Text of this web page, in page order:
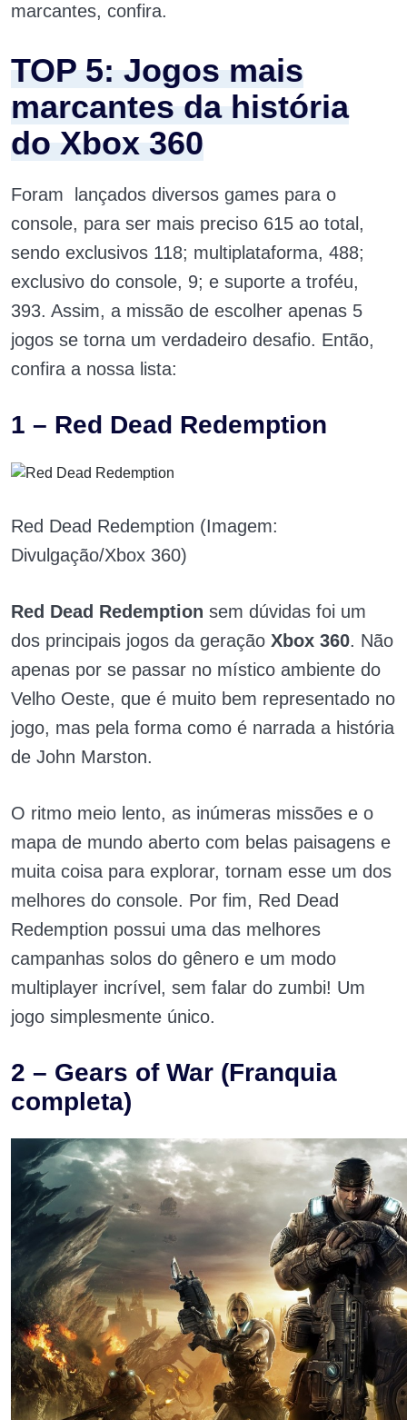
marcantes, confira.
TOP 5: Jogos mais
marcantes da história
do Xbox 360
Foram lançados diversos games para o
console, para ser mais preciso 615 ao total,
sendo exclusivos 118; multiplataforma, 488;
exclusivo do console, 9; e suporte a troféu,
393. Assim, a missão de escolher apenas 5
jogos se torna um verdadeiro desafio. Então,
confira a nossa lista:
1 – Red Dead Redemption
Red Dead Redemption (Imagem:
Divulgação/Xbox 360)
Red Dead Redemption sem dúvidas foi um
dos principais jogos da geração Xbox 360. Não
apenas por se passar no místico ambiente do
Velho Oeste, que é muito bem representado no
jogo, mas pela forma como é narrada a história
de John Marston.
O ritmo meio lento, as inúmeras missões e o
mapa de mundo aberto com belas paisagens e
muita coisa para explorar, tornam esse um dos
melhores do console. Por fim, Red Dead
Redemption possui uma das melhores
campanhas solos do gênero e um modo
multiplayer incrível, sem falar do zumbi! Um
jogo simplesmente único.
2 – Gears of War (Franquia
completa)